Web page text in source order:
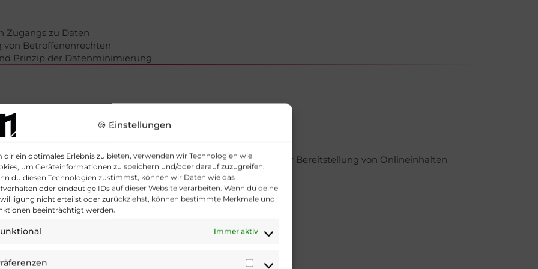
🍪 Einstellungen
dir ein optimales Erlebnis zu bieten, verwenden wir Technologien wie
um Geräteinformationen zu speichern und/oder darauf zuzugreifen.
du diesen Technologien zustimmst, können wir Daten wie das
oder eindeutige IDs auf dieser Website verarbeiten. Wenn du deine
nicht erteilst oder zurückziehst, können bestimmte Merkmale und
beeinträchtigt werden.
Immer aktiv
Zugangs zu Daten
Betroffenenrechten
Prinzip der Datenminimierung
Daten
weitergegeben werden, die uns bei IT-Aufgaben oder bei der Bereitstellung von Onlineinhalten
Art. 28 DSGVO werden abgeschlossen.